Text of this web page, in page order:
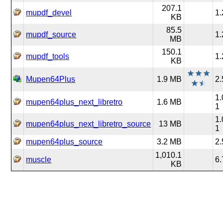
mupdf_devel
207.1
KB
mupdf_source
85.5
MB
mupdf_tools
150.1
KB
Mupen64Plus 1.9 MB
mupen64plus_next_libretro 1.6 MB
1
mupen64plus_next_libretro_source 13 MB
1
mupen64plus_source
3.2 MB
muscle
1,010.1
KB